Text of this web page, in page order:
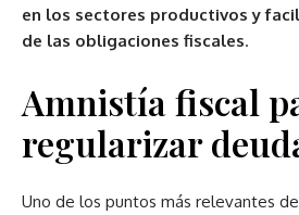
en los sectores productivos y
de las obligaciones fiscales.
Amnistía fiscal
regularizar
Uno de los puntos más relevantes